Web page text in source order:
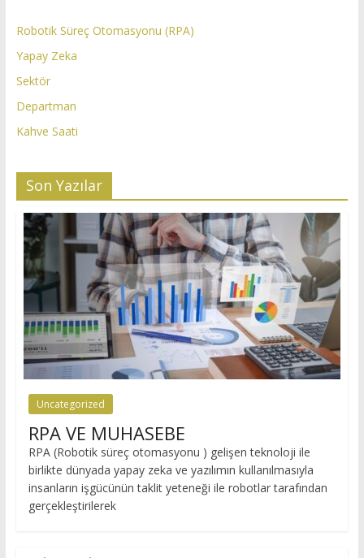
Robotik Süreç Otomasyonu (RPA)
Yapay Zeka
Sektör
Departman
Kahve Saati
Son Yazılar
Uncategorized
RPA VE MUHASEBE
RPA (Robotik süreç otomasyonu ) gelişen teknoloji ile
birlikte dünyada yapay zeka ve yazılımın kullanılmasıyla
insanların işgücünün taklit yeteneği ile robotlar tarafından
gerçekleştirilerek